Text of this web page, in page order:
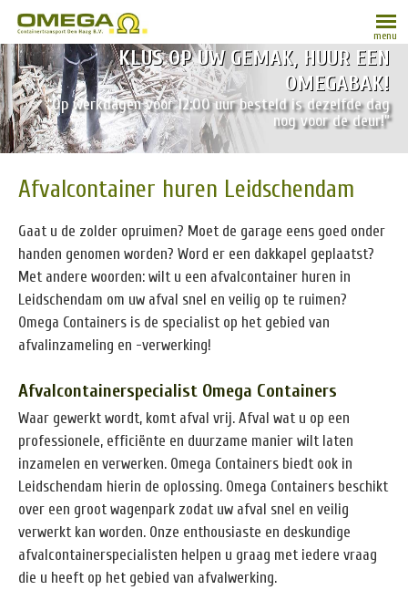
menu
KLUS OP UW GEMAK, HUUR EEN
OMEGABAK!
“Op werkdagen vóór 12:00 uur besteld is dezelfde dag
nog voor de deur!”
Afvalcontainer huren Leidschendam
Gaat u de zolder opruimen? Moet de garage eens goed onder
handen genomen worden? Word er een dakkapel geplaatst?
Met andere woorden: wilt u een afvalcontainer huren in
Leidschendam om uw afval snel en veilig op te ruimen?
Omega Containers is de specialist op het gebied van
afvalinzameling en -verwerking!
Afvalcontainerspecialist Omega Containers
Waar gewerkt wordt, komt afval vrij. Afval wat u op een
professionele, efficiënte en duurzame manier wilt laten
inzamelen en verwerken. Omega Containers biedt ook in
Leidschendam hierin de oplossing. Omega Containers beschikt
over een groot wagenpark zodat uw afval snel en veilig
verwerkt kan worden. Onze enthousiaste en deskundige
afvalcontainerspecialisten helpen u graag met iedere vraag
die u heeft op het gebied van afvalwerking.